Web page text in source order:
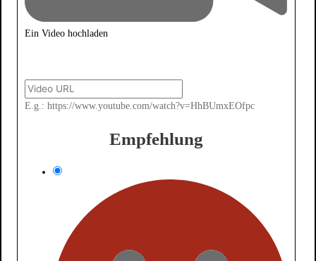
Ein Video hochladen
E.g.: https://www.youtube.com/watch?v=HhBUmxEOfpc
Empfehlung